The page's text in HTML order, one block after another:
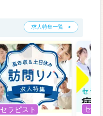
求人特集一覧
セラピスト セラ